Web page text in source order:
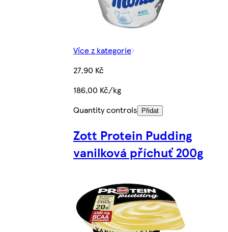
Více z kategorie
27,90 Kč
186,00 Kč/kg
Quantity controls
Přidat
Zott Protein Pudding
vanilková příchuť 200g